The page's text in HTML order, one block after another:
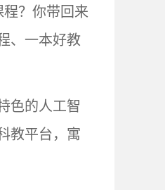
？你带回来
、一本好教
色的人工智
教平台，寓